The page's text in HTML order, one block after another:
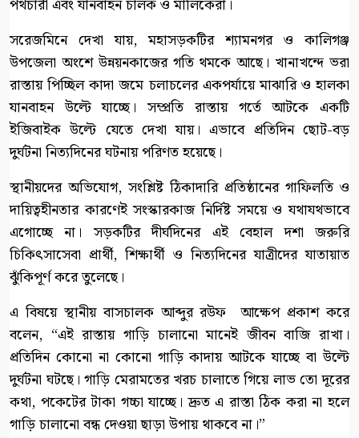
পথচারী এবং যানবাহন চালক ও মালিকেরা।
​সরেজমিনে দেখা যায়, মহাসড়কটির শ্যামনগর ও কালিগঞ্জ
উপজেলা অংশে উন্নয়নকাজের গতি থমকে আছে। খানাখন্দে ভরা
রাস্তায় পিচ্ছিল কাদা জমে চলাচলের একপর্যায়ে মাঝারি ও হালকা
যানবাহন উল্টে যাচ্ছে। সম্প্রতি রাস্তায় গর্তে আটকে একটি
ইজিবাইক উল্টে যেতে দেখা যায়। এভাবে প্রতিদিন ছোট-বড়
দুর্ঘটনা নিত্যদিনের ঘটনায় পরিণত হয়েছে।
​স্থানীয়দের অভিযোগ, সংশ্লিষ্ট ঠিকাদারি প্রতিষ্ঠানের গাফিলতি ও
দায়িত্বহীনতার কারণেই সংস্কারকাজ নির্দিষ্ট সময়ে ও যথাযথভাবে
এগোচ্ছে না। সড়কটির দীর্ঘদিনের এই বেহাল দশা জরুরি
চিকিৎসাসেবা প্রার্থী, শিক্ষার্থী ও নিত্যদিনের যাত্রীদের যাতায়াত
ঝুঁকিপূর্ণ করে তুলেছে।
​এ বিষয়ে স্থানীয় বাসচালক আব্দুর রউফ আক্ষেপ প্রকাশ করে
বলেন, “এই রাস্তায় গাড়ি চালানো মানেই জীবন বাজি রাখা।
প্রতিদিন কোনো না কোনো গাড়ি কাদায় আটকে যাচ্ছে বা উল্টে
দুর্ঘটনা ঘটছে। গাড়ি মেরামতের খরচ চালাতে গিয়ে লাভ তো দূরের
কথা, পকেটের টাকা গচ্চা যাচ্ছে। দ্রুত এ রাস্তা ঠিক করা না হলে
গাড়ি চালানো বন্ধ দেওয়া ছাড়া উপায় থাকবে না।”